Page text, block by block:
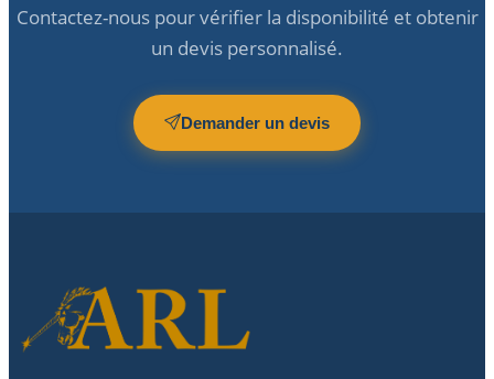
Contactez-nous pour vérifier la disponibilité et obtenir
un devis personnalisé.
Demander un devis